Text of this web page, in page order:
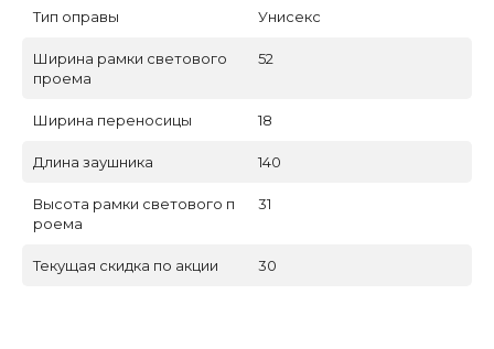
Тип оправы Унисекс
Ширина рамки светового
проема
52
Ширина переносицы 18
Длина заушника 140
Высота рамки светового п
роема
31
Текущая скидка по акции 30